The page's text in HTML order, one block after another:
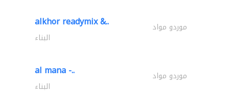
alkhor readymix &.. موردو مواد
البناء
al mana -.. موردو مواد
البناء